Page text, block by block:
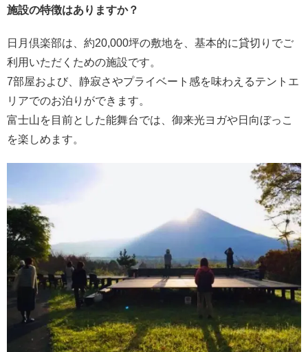
施設の特徴はありますか？
日月倶楽部は、約20,000坪の敷地を、基本的に貸切りでご
利用いただくための施設です。
7部屋および、静寂さやプライベート感を味わえるテントエ
リアでのお泊りができます。
富士山を目前とした能舞台では、御来光ヨガや日向ぼっこ
を楽しめます。